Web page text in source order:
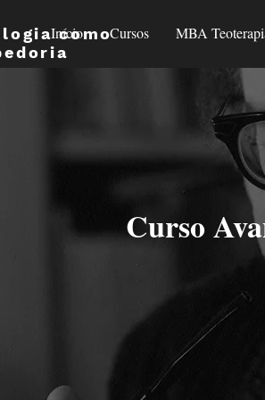
como
Início Cursos MBA
Curso